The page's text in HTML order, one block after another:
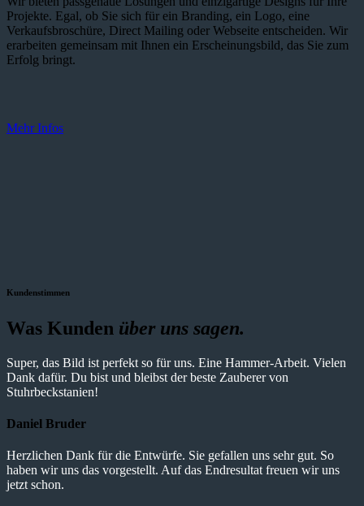
Projekte. Egal, ob Sie sich für ein Branding, ein Logo, eine
Verkaufsbroschüre, Direct Mailing oder Webseite entscheiden. Wir
erarbeiten gemeinsam mit Ihnen ein Erscheinungsbild, das Sie zum
Erfolg bringt.
Mehr Infos
Kundenstimmen
Was Kunden über uns sagen.
Super, das Bild ist perfekt so für uns. Eine Hammer-Arbeit. Vielen
Dank dafür. Du bist und bleibst der beste Zauberer von
Stuhrbeckstanien!
Daniel Bruder
Herzlichen Dank für die Entwürfe. Sie gefallen uns sehr gut. So
haben wir uns das vorgestellt. Auf das Endresultat freuen wir uns
jetzt schon.